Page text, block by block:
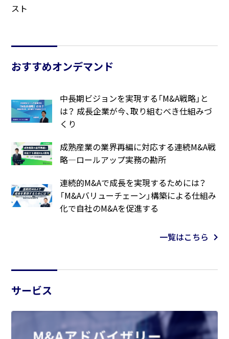
スト
おすすめオンデマンド
中長期ビジョンを実現する「M&A戦略」と
は？ 成長企業が今、取り組むべき仕組みづ
くり
成熟産業の業界再編に対応する連続M&A戦
略―ロールアップ実務の勘所
連続的M&Aで成長を実現するためには？
「M&Aバリューチェーン」構築による仕組み
化で自社のM&Aを促進する
一覧はこちら
サービス